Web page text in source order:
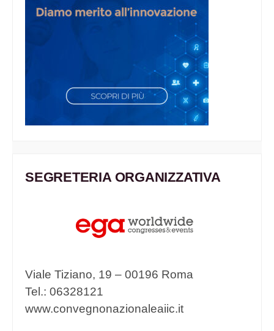
SEGRETERIA ORGANIZZATIVA
Viale Tiziano, 19 – 00196 Roma
Tel.: 06328121
www.convegnonazionaleaiic.it